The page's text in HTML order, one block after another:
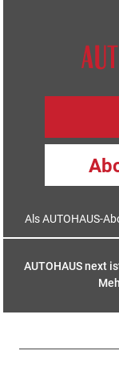
Als AUTOHAUS-
AUTOHAUS next